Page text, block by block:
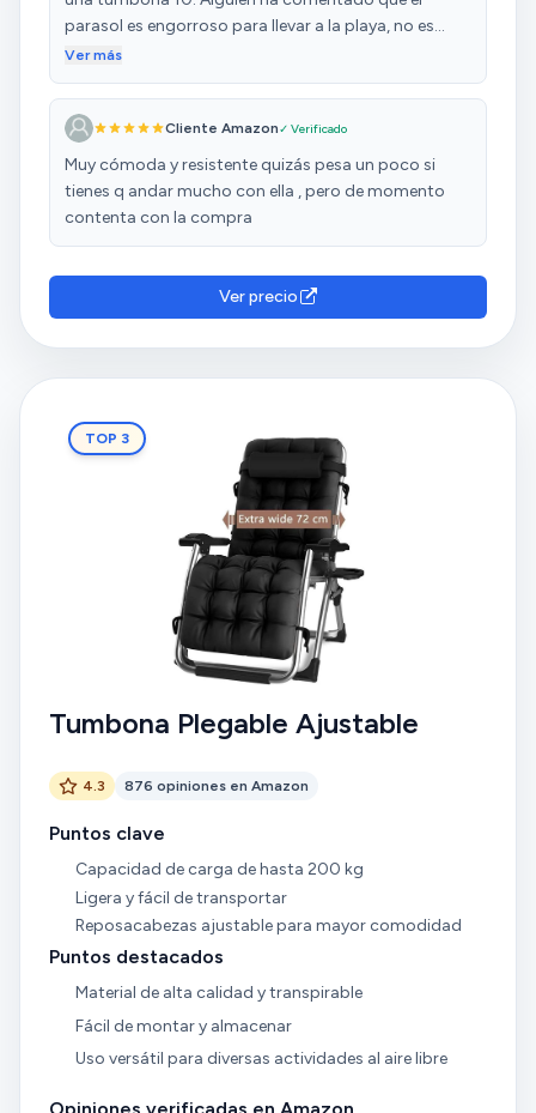
parasol es engorroso para llevar a la playa, no es
verdad. Una vez montado el parasol, se puede plegar
ningun problema. Viene con un reposacabezas que
se puede ajustar. No se puede pedir mas. La
recomiendo 100%.
Ver más
Cliente Amazon✓ Verificado
Muy cómoda y resistente quizás pesa un poco si
tienes q andar mucho con ella , pero de momento
contenta con la compra
Ver precio
TOP 3
Tumbona Plegable Ajustable
4.3 876 opiniones en Amazon
Puntos clave
Capacidad de carga de hasta 200 kg
Ligera y fácil de transportar
Reposacabezas ajustable para mayor comodidad
Puntos destacados
Material de alta calidad y transpirable
Fácil de montar y almacenar
Uso versátil para diversas actividades al aire libre
Opiniones verificadas en Amazon